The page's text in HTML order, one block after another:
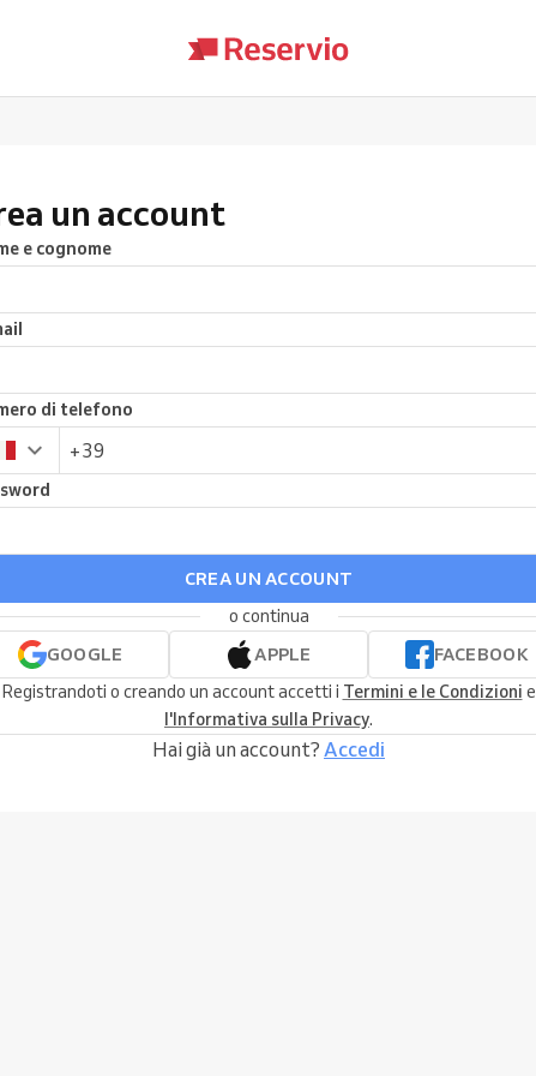
un account
e cognome
di telefono
CREA UN ACCOUNT
o continua
GOOGLE
APPLE
FACEBOOK
Registrandoti o creando un account accetti i Termini e le Condizioni e
l'Informativa sulla Privacy.
Hai già un account? Accedi